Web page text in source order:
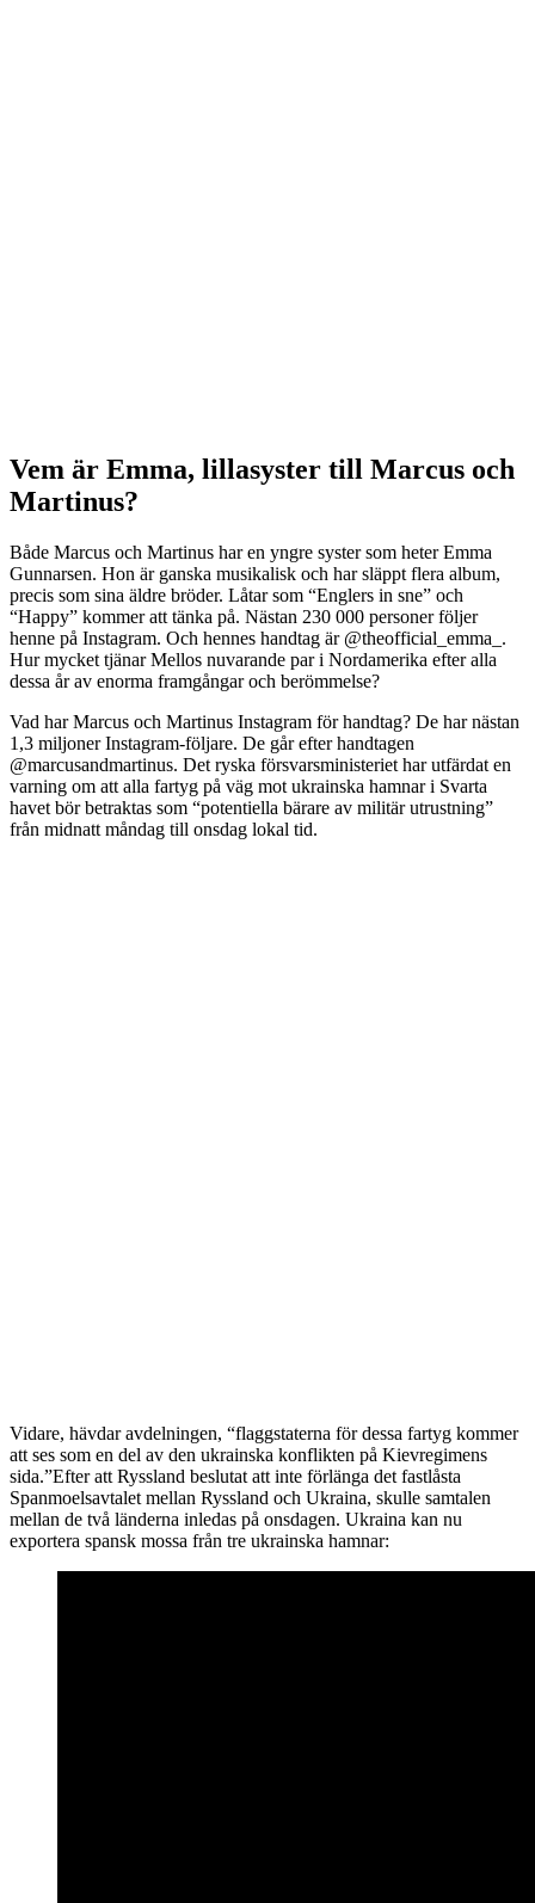
Vem är Emma, lillasyster till Marcus och
Martinus?
Både Marcus och Martinus har en yngre syster som heter Emma
Gunnarsen. Hon är ganska musikalisk och har släppt flera album,
precis som sina äldre bröder. Låtar som “Englers in sne” och
“Happy” kommer att tänka på. Nästan 230 000 personer följer
henne på Instagram. Och hennes handtag är @theofficial_emma_.
Hur mycket tjänar Mellos nuvarande par i Nordamerika efter alla
dessa år av enorma framgångar och berömmelse?
Vad har Marcus och Martinus Instagram för handtag? De har nästan
1,3 miljoner Instagram-följare. De går efter handtagen
@marcusandmartinus. Det ryska försvarsministeriet har utfärdat en
varning om att alla fartyg på väg mot ukrainska hamnar i Svarta
havet bör betraktas som “potentiella bärare av militär utrustning”
från midnatt måndag till onsdag lokal tid.
Vidare, hävdar avdelningen, “flaggstaterna för dessa fartyg kommer
att ses som en del av den ukrainska konflikten på Kievregimens
sida.”Efter att Ryssland beslutat att inte förlänga det fastlåsta
Spanmoelsavtalet mellan Ryssland och Ukraina, skulle samtalen
mellan de två länderna inledas på onsdagen. Ukraina kan nu
exportera spansk mossa från tre ukrainska hamnar: